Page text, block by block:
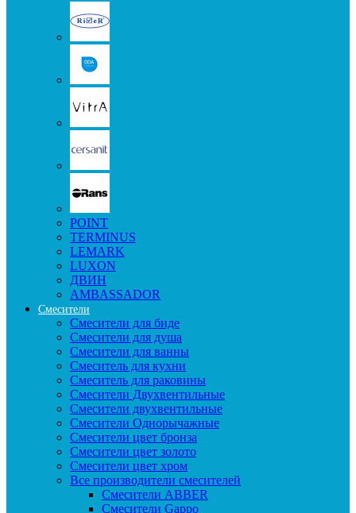
POINT
TERMINUS
LEMARK
LUXON
ДВИН
AMBASSADOR
Смесители
Смесители для биде
Смесители для душа
Смесители для ванны
Смеситель для кухни
Смеситель для раковины
Смесители Двухвентильные
Смесители двухвентильные
Смесители Однорычажные
Смесители цвет бронза
Смесители цвет золото
Смесители цвет хром
Все производители смесителей
Cмесители ABBER
Cмесители Gappo